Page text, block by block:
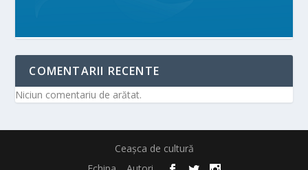
COMENTARII RECENTE
Niciun comentariu de arătat.
Ceașca de cultură